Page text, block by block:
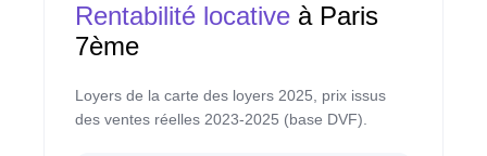
Rentabilité locative à Paris
7ème
Loyers de la carte des loyers 2025, prix issus
des ventes réelles 2023-2025 (base DVF).